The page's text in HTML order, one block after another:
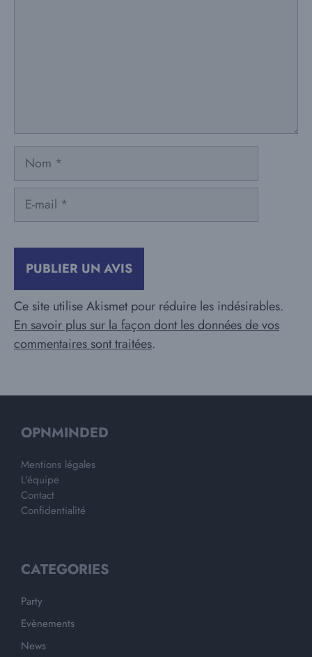
Nom
Ce site utilise Akismet pour réduire les indésirables.
En savoir plus sur la façon dont les données de vos
commentaires sont traitées.
OPNMINDED
Mentions légales
L'équipe
Contact
Confidentialité
CATEGORIES
Party
Evènements
News